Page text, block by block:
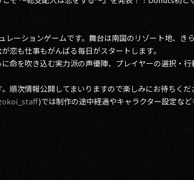
ーションゲームです。舞台は南国のリゾート地、き
恋も仕事もがんばる毎日がスタートします。
命を吹き込む実力派の声優陣、プレイヤーの選択・
順次情報公開してまいりますので楽しみにお待ちくだ
)では制作の途中経過やキャラクター設定な